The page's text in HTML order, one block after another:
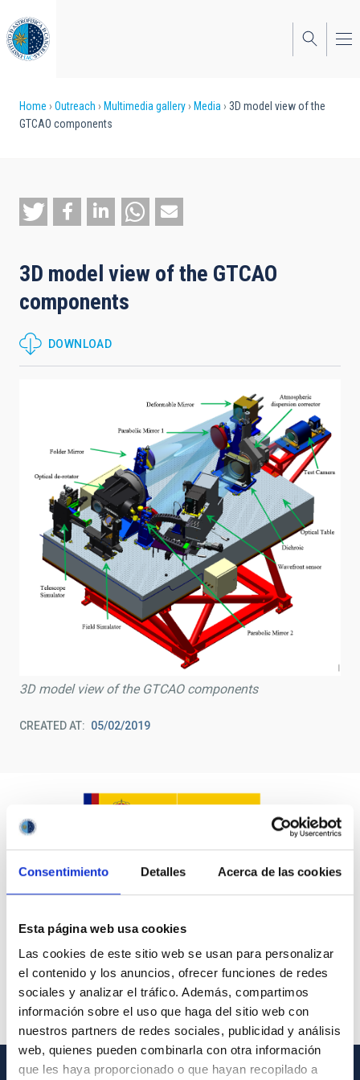
Consentimiento Detalles Acerca de las cookies
Esta página web usa cookies
Las cookies de este sitio web se usan para personalizar
el contenido y los anuncios, ofrecer funciones de redes
sociales y analizar el tráfico. Además, compartimos
información sobre el uso que haga del sitio web con
nuestros partners de redes sociales, publicidad y análisis
web, quienes pueden combinarla con otra información
que les haya proporcionado o que hayan recopilado a
to
main
content
Breadcrumb
Home Outreach Multimedia gallery Media
3D model view of the
GTCAO components
3D model view of the GTCAO
components
DOWNLOAD
3D model view of the GTCAO components
CREATED AT 05/02/2019